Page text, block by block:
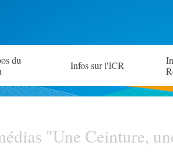
du
Infos sur l'ICR
"Une Ceinture,